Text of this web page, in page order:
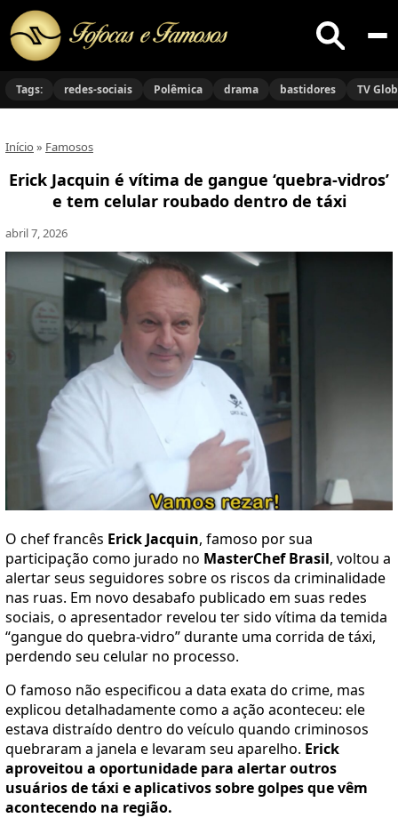
Buscar
no
Tags: redes-sociais Polêmica drama bastidores TV
Início » Famosos
Erick Jacquin é vítima de gangue ‘quebra-vidros’
e tem celular roubado dentro de táxi
abril 7, 2026
O chef francês Erick Jacquin, famoso por sua
participação como jurado no MasterChef Brasil, voltou a
alertar seus seguidores sobre os riscos da criminalidade
nas ruas. Em novo desabafo publicado em suas redes
sociais, o apresentador revelou ter sido vítima da temida
“gangue do quebra-vidro” durante uma corrida de táxi,
perdendo seu celular no processo.
O famoso não especificou a data exata do crime, mas
explicou detalhadamente como a ação aconteceu: ele
estava distraído dentro do veículo quando criminosos
quebraram a janela e levaram seu aparelho. Erick
aproveitou a oportunidade para alertar outros
usuários de táxi e aplicativos sobre golpes que vêm
acontecendo na região.